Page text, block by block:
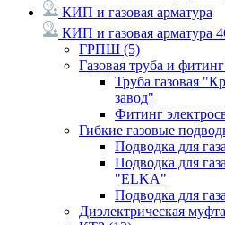
КИП и газовая арматура
КИП и газовая арматура
ГРПШ (5)
Газовая труба и
Труба газовая
завод"
Фитинг
Гибкие газовые
Подводка для
Подводка для
"ELKA"
Подводка для
Диэлектрическая муфта